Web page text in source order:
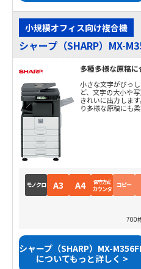
小規模オフィス向け複合機
シャープ（SHARP）MX-
多種多様な原稿に
小さな文字がびっ
ど、文字の大小や
きれいに出力しま
り多様な原稿にも柔
モノクロ A3 A4 保守方式
カウンタ コピー
700
シャープ（SHARP）MX-
についてもっと詳しく >